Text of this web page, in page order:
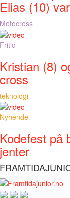
Elias (10)
Motocross
Fritid
Kristian (8)
cross
teknologi
Nyhende
Kodefest på
jenter